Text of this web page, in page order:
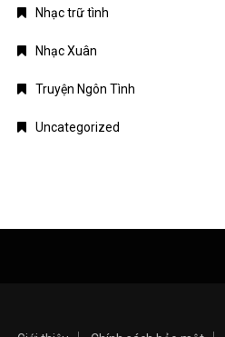
Nhạc trữ tình
Nhạc Xuân
Truyện Ngôn Tình
Uncategorized